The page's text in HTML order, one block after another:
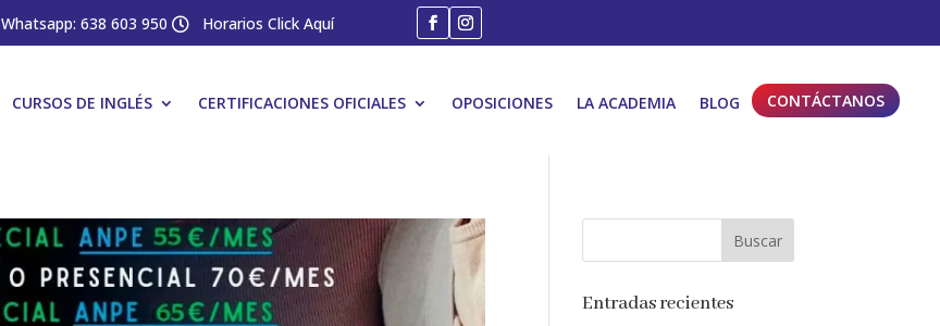
Whatsapp: 638 603 950  Horarios Click Aquí
CURSOS DE INGLÉS CERTIFICACIONES OFICIALES OPOSICIONES LA ACADEMIA BLOG CONTÁCTANOS
Entradas recientes